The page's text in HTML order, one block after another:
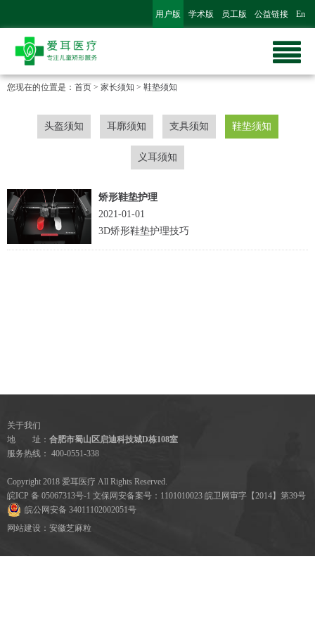
用户版 学术版 员工版 公益链接 En
您现在的位置是： 首页 > 家长须知 > 鞋垫须知
头盔须知 耳廓须知 支具须知 鞋垫须知
义耳须知
矫形鞋垫护理
2021-01-01
3D矫形鞋垫护理技巧
关于我们
地 址： 合肥市蜀山区启迪科技城D栋108室
服务热线： 400-0551-338
Copyright 2018 爱耳医疗 All Rights Reserved.
皖ICP 备 05067313号-1 文保网安备案号：1101010023 皖卫网审字【2014】第39号
皖公网安备 34011102002051号
网站建设 ： 安徽芝麻粒